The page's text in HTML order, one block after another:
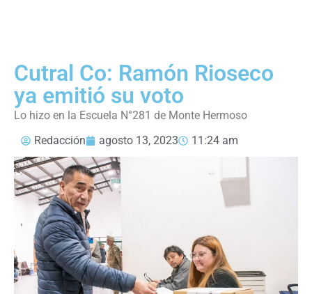
Cutral Co: Ramón Rioseco
ya emitió su voto
Lo hizo en la Escuela N°281 de Monte Hermoso
Redacción
agosto 13, 2023 11:24 am